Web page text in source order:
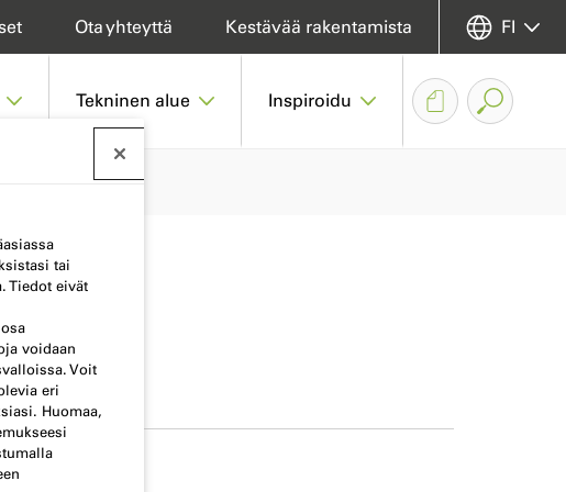
Tekninen alue Inspiroidu
Ota yhteyttä Kestävää rakentamista FI
tai
Tiedot eivät
voidaan
Voit
eri
Huomaa,